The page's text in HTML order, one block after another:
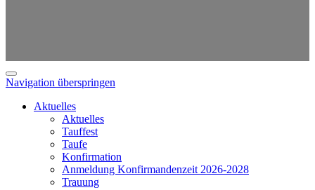
Navigation überspringen
Aktuelles
Aktuelles
Tauffest
Taufe
Konfirmation
Anmeldung Konfirmandenzeit 2026-2028
Trauung